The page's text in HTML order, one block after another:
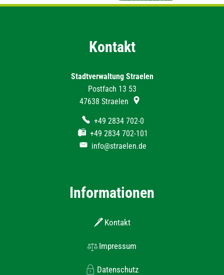
Kontakt
Stadtverwaltung Straelen
Postfach 13 53
47638 Straelen
+49 2834 702-0
+49 2834 702-101
info@straelen.de
Informationen
Kontakt
Impressum
Datenschutz